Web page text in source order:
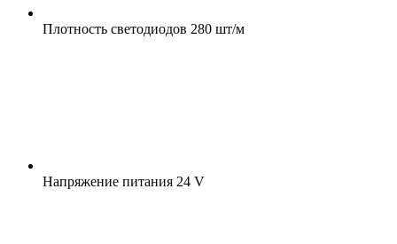
Плотность светодиодов 280 шт/м
Напряжение питания 24 V